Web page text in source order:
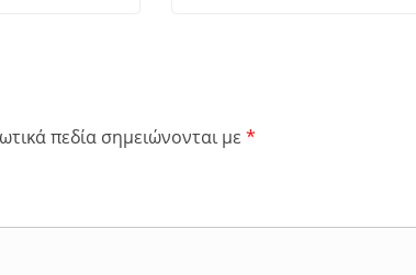
πεδία σημειώνονται με *